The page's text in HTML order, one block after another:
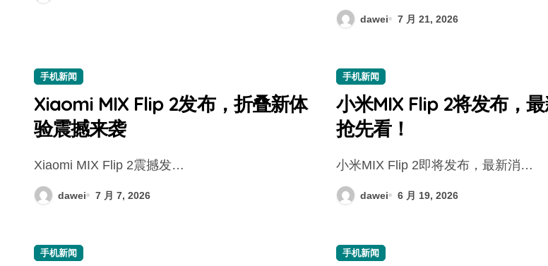
dawei 7 月 21, 2026
手机新闻
Xiaomi MIX Flip 2发布，折叠新体
验震撼来袭
Xiaomi MIX Flip 2震撼发…
dawei 7 月 7, 2026
手机新闻
小米MIX Flip 2将发布，
抢先看！
小米MIX Flip 2即将发布，最新消…
dawei 6 月 19, 2026
手机新闻 手机新闻